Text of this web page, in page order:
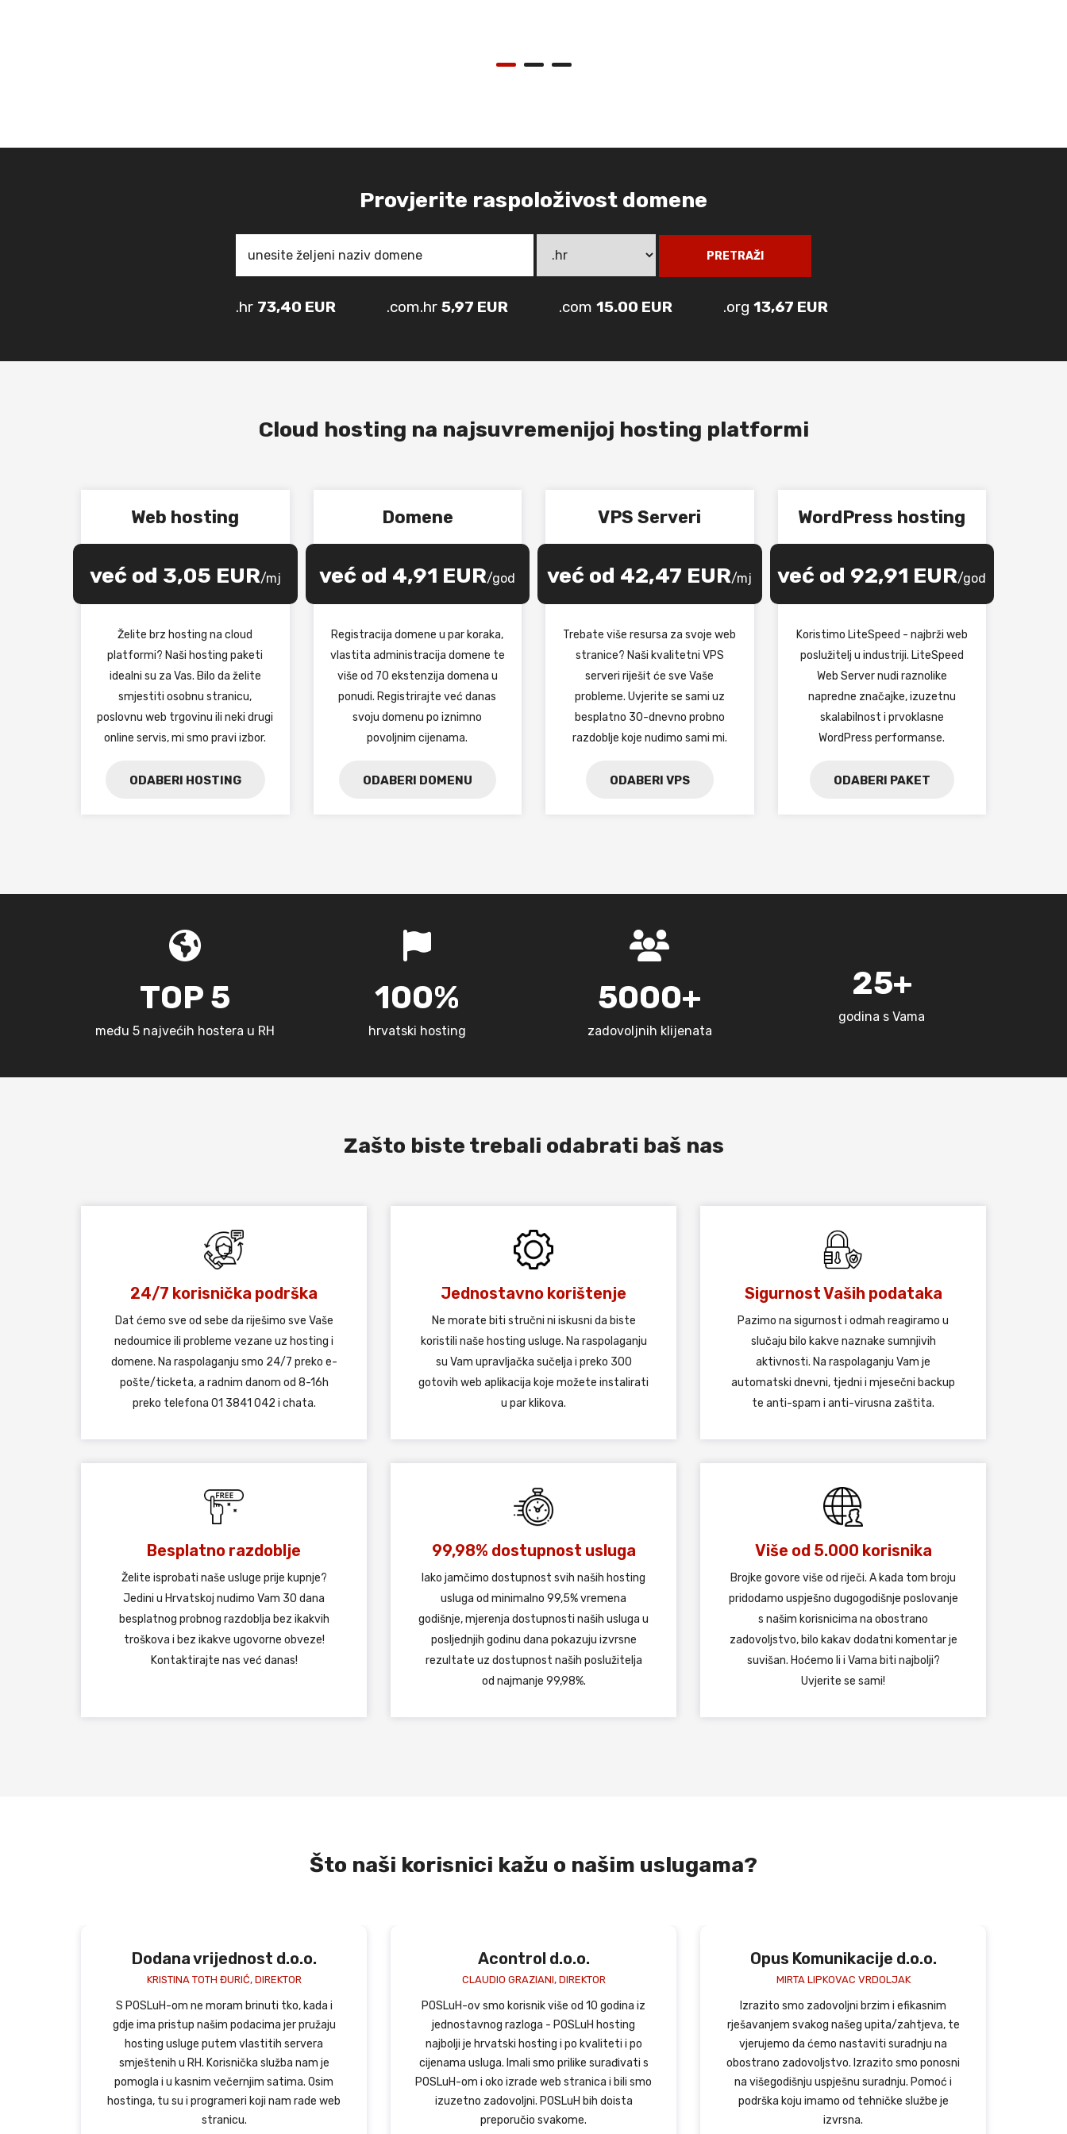
Provjerite raspoloživost domene
PRETRAŽI
.hr 73,40 EUR .com.hr 5,97 EUR .com 15.00 EUR .org 13,67 EUR
Cloud hosting na najsuvremenijoj hosting platformi
Web hosting
već od 3,05 EUR/mj
Želite brz hosting na cloud
platformi? Naši hosting paketi
idealni su za Vas. Bilo da želite
smjestiti osobnu stranicu,
poslovnu web trgovinu ili neki drugi
online servis, mi smo pravi izbor.
ODABERI HOSTING
Domene
već od 4,91 EUR/god
Registracija domene u par koraka,
vlastita administracija domene te
više od 70 ekstenzija domena u
ponudi. Registrirajte već danas
svoju domenu po iznimno
povoljnim cijenama.
ODABERI DOMENU
VPS Serveri
već od 42,47 EUR/mj
Trebate više resursa za svoje web
stranice? Naši kvalitetni VPS
serveri riješit će sve Vaše
probleme. Uvjerite se sami uz
besplatno 30-dnevno probno
razdoblje koje nudimo sami mi.
ODABERI VPS
WordPress hosting
već od 92,91 EUR/god
Koristimo LiteSpeed - najbrži web
poslužitelj u industriji. LiteSpeed
Web Server nudi raznolike
napredne značajke, izuzetnu
skalabilnost i prvoklasne
WordPress performanse.
ODABERI PAKET
TOP 5
među 5 najvećih hostera u RH
100%
hrvatski hosting
5000+
zadovoljnih klijenata
25+
godina s Vama
Zašto biste trebali odabrati baš nas
24/7 korisnička podrška
Dat ćemo sve od sebe da riješimo sve Vaše
nedoumice ili probleme vezane uz hosting i
domene. Na raspolaganju smo 24/7 preko e-
pošte/ticketa, a radnim danom od 8-16h
preko telefona 01 3841 042 i chata.
Jednostavno korištenje
Ne morate biti stručni ni iskusni da biste
koristili naše hosting usluge. Na raspolaganju
su Vam upravljačka sučelja i preko 300
gotovih web aplikacija koje možete instalirati
u par klikova.
Sigurnost Vaših podataka
Pazimo na sigurnost i odmah reagiramo u
slučaju bilo kakve naznake sumnjivih
aktivnosti. Na raspolaganju Vam je
automatski dnevni, tjedni i mjesečni backup
te anti-spam i anti-virusna zaštita.
Besplatno razdoblje
Želite isprobati naše usluge prije kupnje?
Jedini u Hrvatskoj nudimo Vam 30 dana
besplatnog probnog razdoblja bez ikakvih
troškova i bez ikakve ugovorne obveze!
Kontaktirajte nas već danas!
99,98% dostupnost usluga
Iako jamčimo dostupnost svih naših hosting
usluga od minimalno 99,5% vremena
godišnje, mjerenja dostupnosti naših usluga u
posljednjih godinu dana pokazuju izvrsne
rezultate uz dostupnost naših poslužitelja
od najmanje 99,98%.
Više od 5.000 korisnika
Brojke govore više od riječi. A kada tom broju
pridodamo uspješno dugogodišnje poslovanje
s našim korisnicima na obostrano
zadovoljstvo, bilo kakav dodatni komentar je
suvišan. Hoćemo li i Vama biti najbolji?
Uvjerite se sami!
Što naši korisnici kažu o našim uslugama?
podacima jer pružaju
satima. Osim
koji nam rade web
Acontrol d.o.o.
CLAUDIO GRAZIANI, DIREKTOR
POSLuH-ov smo korisnik više od 10 godina iz
jednostavnog razloga - POSLuH hosting
najbolji je hrvatski hosting i po kvaliteti i po
cijenama usluga. Imali smo prilike surađivati s
POSLuH-om i oko izrade web stranica i bili smo
izuzetno zadovoljni. POSLuH bih doista
Opus Komunikacije d.o.o.
MIRTA LIPKOVAC VRDOLJAK
Izrazito smo zadovoljni brzim i efikasnim
rješavanjem svakog našeg upita/zahtjeva, te
vjerujemo da ćemo nastaviti suradnju na
obostrano zadovoljstvo. Izrazito smo ponosni
na višegodišnju uspješnu suradnju. Pomoć i
podrška koju imamo od tehničke službe je
Herman projekt d.o.o.
DOMAGOJ HERMAN, DIREKTOR
Kao dugogodišnji POSLuH-ov klijent iznimno
sam zadovoljan njihovim uslugama i
profesionalnom odjelu. Kako mi se i web
stranica i domena nalaze u sigurnim rukama,
mogu se bezbrižno posvetiti svojim tekućim
poslovima. Sve na jednom mjestu za razumnu